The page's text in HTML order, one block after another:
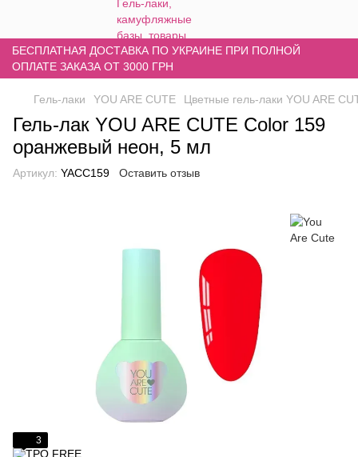
БЕСПЛАТНАЯ ДОСТАВКА ПО УКРАИНЕ ПРИ ПОЛНОЙ
ОПЛАТЕ ЗАКАЗА ОТ 3000 ГРН
Гель-лаки YOU ARE CUTE Цветные гель-лаки YOU ARE
Гель-лак YOU ARE CUTE Color 159
оранжевый неон, 5 мл
Артикул: YACC159 Оставить отзыв
3